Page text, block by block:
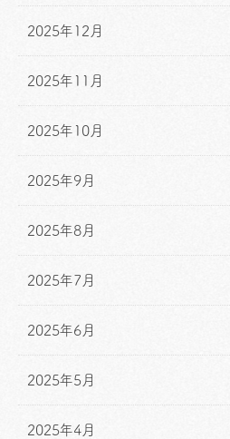
2025年12月
2025年11月
2025年10月
2025年9月
2025年8月
2025年7月
2025年6月
2025年5月
2025年4月